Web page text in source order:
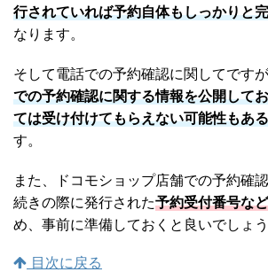
行されていれば予約自体もしっかりと
なります。
そして電話での予約確認に関してですが
での予約確認に関する情報を公開して
ては受け付けてもらえない可能性もある
す。
また、ドコモショップ店舗での予約確
続きの際に発行された予約受付番号な
め、事前に準備しておくと良いでしょう
目次に戻る